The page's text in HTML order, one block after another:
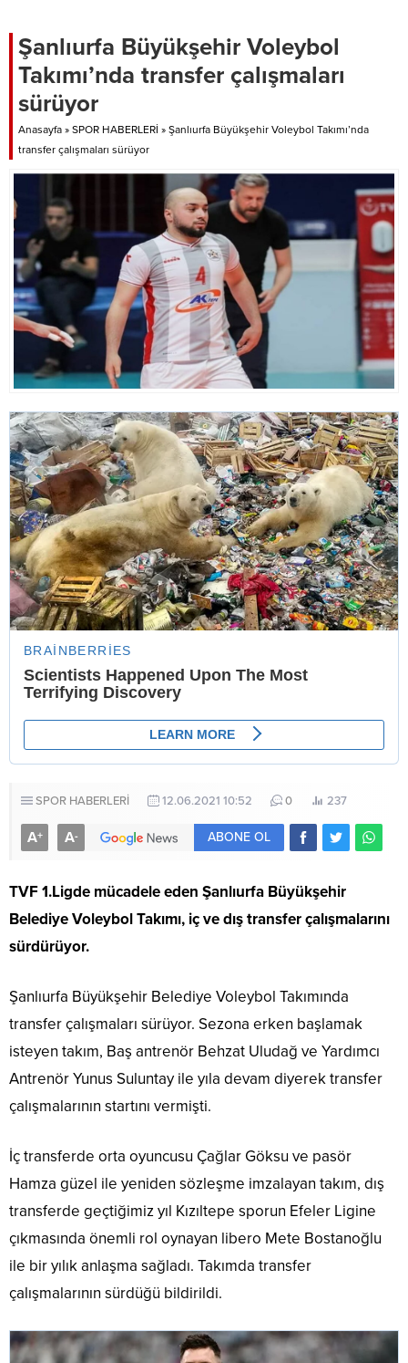
henüz bilinmeyen bir nedenle
yangın çıktı. Çevrede bulunan
vatandaşların 112 acil...
Şanlıurfa Büyükşehir Voleybol
Takımı’nda transfer çalışmaları
sürüyor
Anasayfa » SPOR HABERLERİ » Şanlıurfa Büyükşehir Voleybol Takımı’nda
transfer çalışmaları sürüyor
SPOR HABERLERİ 12.06.2021 10:52 0 237
A+ A- ABONE OL
TVF 1.Ligde mücadele eden Şanlıurfa Büyükşehir
Belediye Voleybol Takımı, iç ve dış transfer çalışmalarını
sürdürüyor.
Şanlıurfa Büyükşehir Belediye Voleybol Takımında
transfer çalışmaları sürüyor. Sezona erken başlamak
isteyen takım, Baş antrenör Behzat Uludağ ve Yardımcı
Antrenör Yunus Suluntay ile yıla devam diyerek transfer
çalışmalarının startını vermişti.
İç transferde orta oyuncusu Çağlar Göksu ve pasör
Hamza güzel ile yeniden sözleşme imzalayan takım, dış
transferde geçtiğimiz yıl Kızıltepe sporun Efeler Ligine
çıkmasında önemli rol oynayan libero Mete Bostanoğlu
ile bir yılık anlaşma sağladı. Takımda transfer
çalışmalarının sürdüğü bildirildi.